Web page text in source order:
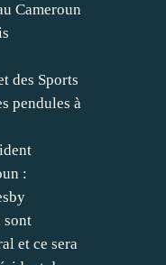
Cameroun
des Sports
pendules à
:
sont
et ce sera